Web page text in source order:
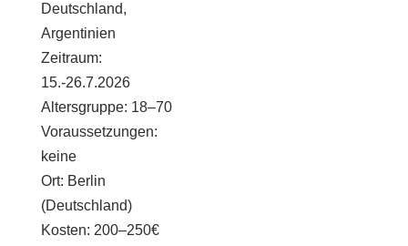
Deutschland,
Argentinien
Zeitraum:
15.-26.7.2026
Altersgruppe: 18–70
Voraussetzungen:
keine
Ort: Berlin
(Deutschland)
Kosten: 200–250€